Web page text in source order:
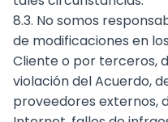
8.3. No somos
de modificaciones en
Cliente o por terceros,
violación del Acuerdo,
proveedores externos,